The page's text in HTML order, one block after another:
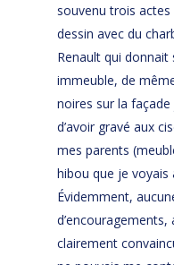
souvenu trois actes
dessin avec du
Renault qui
immeuble, de
noires sur la façade
d’avoir gravé aux
mes parents
hibou que je voyais
Évidemment,
clairement